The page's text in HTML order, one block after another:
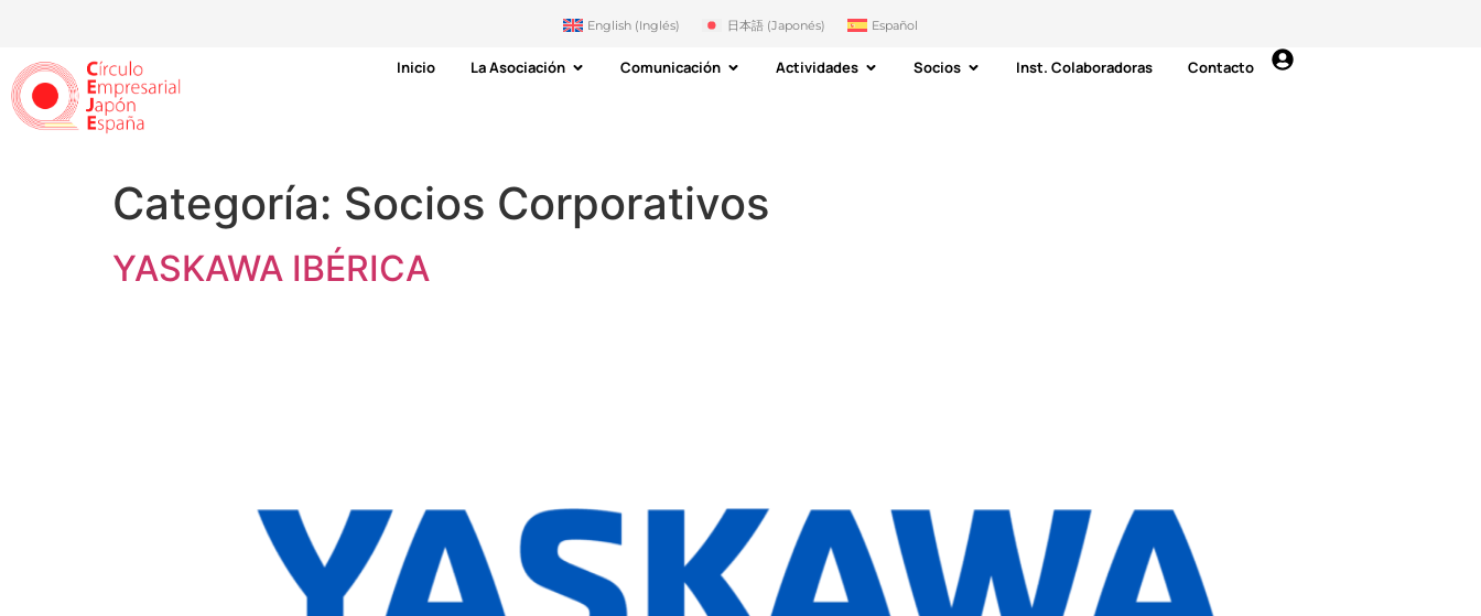
English (Inglés) 日本語(Japonés) Español
Inicio La Asociación Comunicación Actividades Socios Inst. Colaboradoras Contacto
Categoría: Socios Corporativos
YASKAWA IBÉRICA